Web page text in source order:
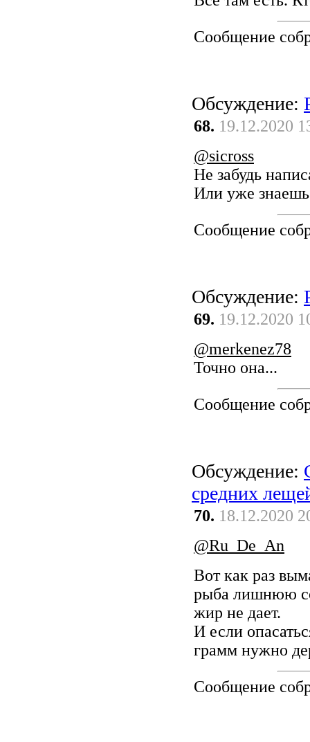
Сообщение
Обсуждение:
68. 19.12.2020
@sicross
Не забудь
Или уже
Сообщение
Обсуждение:
69. 19.12.2020
@merkenez78
Точно она...
Сообщение
Обсуждение:
средних
70. 18.12.2020
@Ru_De_An
Вот как раз
рыба лишнюю
жир не дает.
И если
грамм нужно
Сообщение